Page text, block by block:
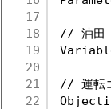
17
18
19
20
21
22
// 油田 i
// 運転